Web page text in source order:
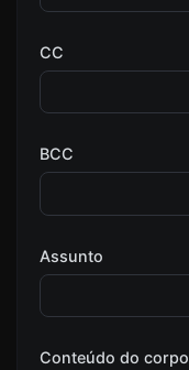
CC
BCC
Assunto
Conteúdo do corpo